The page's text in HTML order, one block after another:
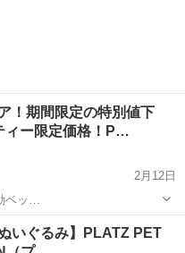
！期間限定の特別値下
ィー限定価格！P…
2月12日
ベッ…
いぐるみ】PLATZ PET